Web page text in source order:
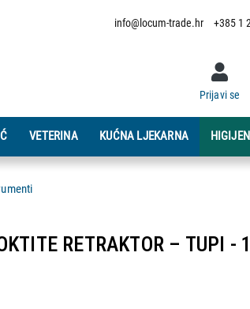
info@locum-trade.hr +385 1
Prijavi se
VETERINA KUĆNA LJEKARNA
RETRAKTOR – TUPI -